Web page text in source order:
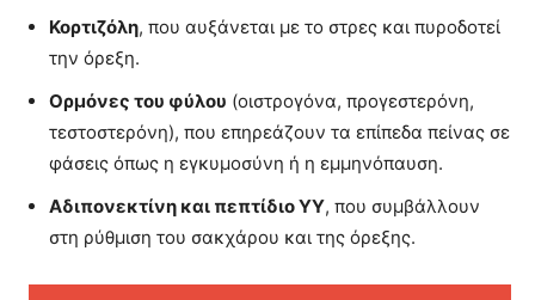
Κορτιζόλη, που αυξάνεται με το στρες και πυροδοτεί
την όρεξη.
Ορμόνες του φύλου (οιστρογόνα, προγεστερόνη,
τεστοστερόνη), που επηρεάζουν τα επίπεδα πείνας σε
φάσεις όπως η εγκυμοσύνη ή η εμμηνόπαυση.
Αδιπονεκτίνη και πεπτίδιο ΥΥ, που συμβάλλουν
στη ρύθμιση του σακχάρου και της όρεξης.